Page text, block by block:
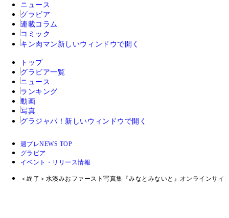
ニュース
グラビア
連載コラム
コミック
キン肉マン 新しいウィンドウで開く
トップ
グラビア一覧
ニュース
ランキング
動画
写真
グラジャパ！ 新しいウィンドウで開く
週プレNEWS TOP
グラビア
イベント・リリース情報
＜終了＞水湊みおファースト写真集『みなとみないと』オンラインサ